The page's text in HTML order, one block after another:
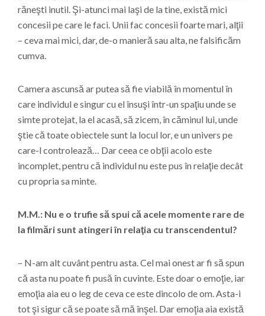
răneşti inutil. Şi-atunci mai laşi de la tine, există mici
concesii pe care le faci. Unii fac concesii foarte mari, alţii
– ceva mai mici, dar, de-o manieră sau alta, ne falsificăm
cumva.
Camera ascunsă ar putea să fie viabilă în momentul în
care individul e singur cu el însuşi într-un spaţiu unde se
simte protejat, la el acasă, să zicem, în căminul lui, unde
ştie că toate obiectele sunt la locul lor, e un univers pe
care-l controlează… Dar ceea ce obţii acolo este
incomplet, pentru că individul nu este pus în relaţie decât
cu propria sa minte.
M.M.: Nu e o trufie să spui că acele momente rare de
la filmări sunt atingeri în relaţia cu transcendentul?
– N-am alt cuvânt pentru asta. Cel mai onest ar fi să spun
că asta nu poate fi pusă în cuvinte. Este doar o emoţie, iar
emoţia aia eu o leg de ceva ce este dincolo de om. Asta-i
tot şi sigur că se poate să mă înşel. Dar emoţia aia există